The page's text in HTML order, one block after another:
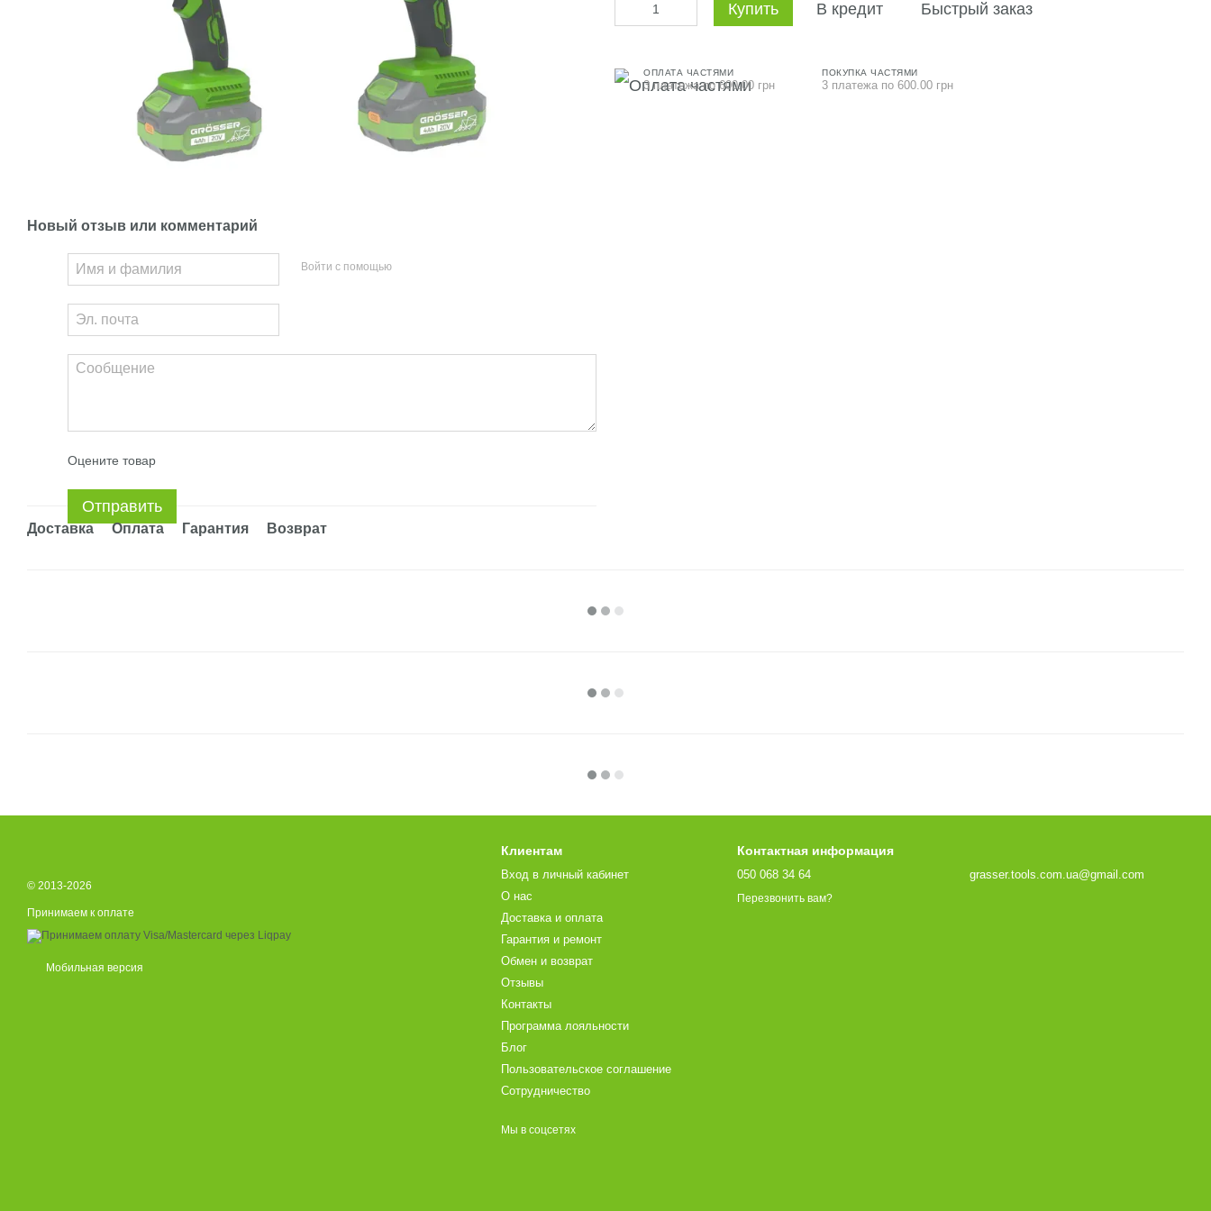
Новый отзыв или комментарий
Войти с помощью
Оцените товар
Отправить
Доставка Оплата Гарантия Возврат
Купить В кредит Быстрый заказ
ОПЛАТА ЧАСТЯМИ
3 платежа по 600.00 грн
ПОКУПКА ЧАСТЯМИ
3 платежа по 600.00 грн
© 2013-2026
Принимаем к оплате
Мобильная версия
Клиентам
Вход в личный кабинет
О нас
Доставка и оплата
Гарантия и ремонт
Обмен и возврат
Отзывы
Контакты
Программа лояльности
Блог
Пользовательское соглашение
Сотрудничество
Мы в соцсетях
Контактная информация
050 068 34 64
Перезвонить вам?
grasser.tools.com.ua@gmail.com